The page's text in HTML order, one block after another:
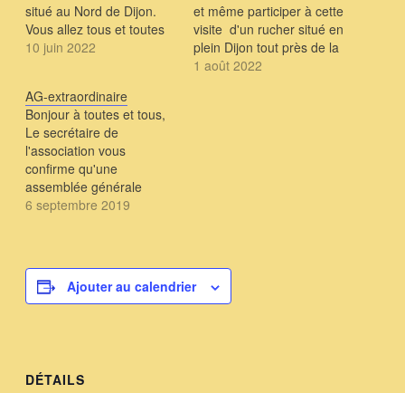
situé au Nord de Dijon.
Vous allez tous et toutes
pouvoir participer,
bénéficiant des conseils
de Xavier, le pilote de ce
rucher. En espérant que
la météo nous permettra
ce rendez-vous ,…
10 juin 2022
et même participer à cette
visite d'un rucher situé en
plein Dijon tout près de la
Place du 30 octobre Les
1 août 2022
AG-extraordinaire
Bonjour à toutes et tous,
Le secrétaire de
l'association vous
confirme qu'une
assemblée générale
extraordinaire se tiendra
2, rue des Corroyeurs
21000 Dijon à l'ordre du
6 septembre 2019
Ajouter au calendrier
DÉTAILS